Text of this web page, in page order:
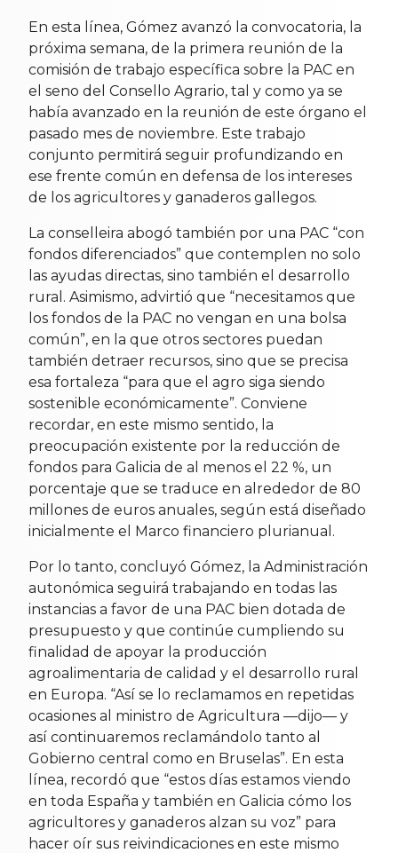
En esta línea, Gómez avanzó la convocatoria, la
próxima semana, de la primera reunión de la
comisión de trabajo específica sobre la PAC en
el seno del Consello Agrario, tal y como ya se
había avanzado en la reunión de este órgano el
pasado mes de noviembre. Este trabajo
conjunto permitirá seguir profundizando en
ese frente común en defensa de los intereses
de los agricultores y ganaderos gallegos.
La conselleira abogó también por una PAC “con
fondos diferenciados” que contemplen no solo
las ayudas directas, sino también el desarrollo
rural. Asimismo, advirtió que “necesitamos que
los fondos de la PAC no vengan en una bolsa
común”, en la que otros sectores puedan
también detraer recursos, sino que se precisa
esa fortaleza “para que el agro siga siendo
sostenible económicamente”. Conviene
recordar, en este mismo sentido, la
preocupación existente por la reducción de
fondos para Galicia de al menos el 22 %, un
porcentaje que se traduce en alrededor de 80
millones de euros anuales, según está diseñado
inicialmente el Marco financiero plurianual.
Por lo tanto, concluyó Gómez, la Administración
autonómica seguirá trabajando en todas las
instancias a favor de una PAC bien dotada de
presupuesto y que continúe cumpliendo su
finalidad de apoyar la producción
agroalimentaria de calidad y el desarrollo rural
en Europa. “Así se lo reclamamos en repetidas
ocasiones al ministro de Agricultura —dijo— y
así continuaremos reclamándolo tanto al
Gobierno central como en Bruselas”. En esta
línea, recordó que “estos días estamos viendo
en toda España y también en Galicia cómo los
agricultores y ganaderos alzan su voz” para
hacer oír sus reivindicaciones en este mismo